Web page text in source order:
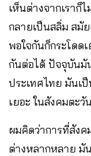
เห็นต่างจากเราก็
กลายเป็นสลิ่ม สมั
พอใจกันก็กระโดด
กันต่อได้ ปัจจุบันมั
ประเทศไทย มันเ
เยอะ ในสังคมตะ
ผมคิดว่าการที่สังค
ต่างหลากหลาย มั